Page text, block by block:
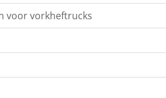
voor vorkheftrucks